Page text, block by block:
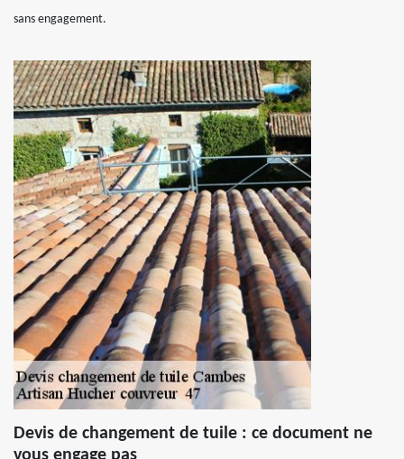
sans engagement.
Devis de changement de tuile : ce document ne
vous engage pas